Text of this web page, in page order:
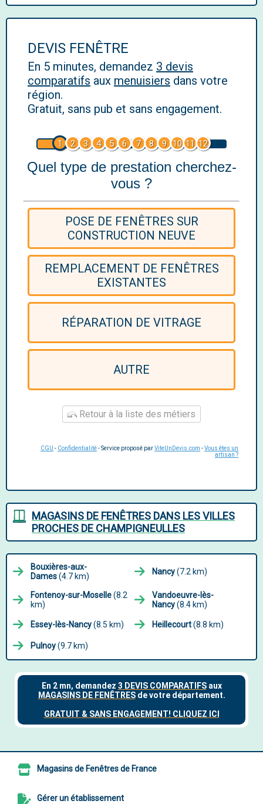
DEVIS FENÊTRE
En 5 minutes, demandez 3 devis
comparatifs aux menuisiers dans votre
région.
Gratuit, sans pub et sans engagement.
1 2 3 4 5 6 7 8 9 10 11 12
Quel type de prestation cherchez-
vous ?
POSE DE FENÊTRES SUR
CONSTRUCTION NEUVE
REMPLACEMENT DE FENÊTRES
EXISTANTES
RÉPARATION DE VITRAGE
AUTRE
Retour à la liste des métiers
CGU - Confidentialité- Service proposé parViteUnDevis.com -Vous êtes un
artisan ?
MAGASINS DE FENÊTRES DANS LES VILLES
PROCHES DE CHAMPIGNEULLES
Bouxières-aux-
Dames(4.7 km) Nancy(7.2 km)
Fontenoy-sur-Moselle(8.2
km)
Vandoeuvre-lès-
Nancy(8.4 km)
Essey-lès-Nancy(8.5 km) Heillecourt(8.8 km)
Pulnoy(9.7 km)
Magasins de Fenêtres de France
Gérer un établissement